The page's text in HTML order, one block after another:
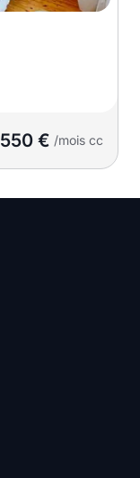
550 € /mois cc